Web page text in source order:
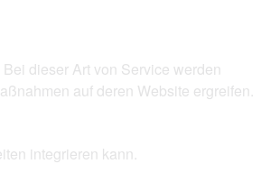
dieser Art von Service werden
auf deren Website ergreifen.
integrieren kann.